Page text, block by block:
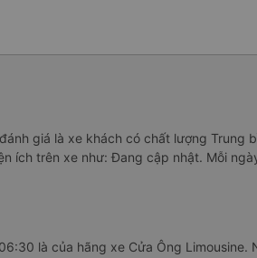
giá là xe khách có chất lượng Trung
trên xe như: Đang cập nhật. Mỗi
là của hãng xe Cửa Ông Limousine.